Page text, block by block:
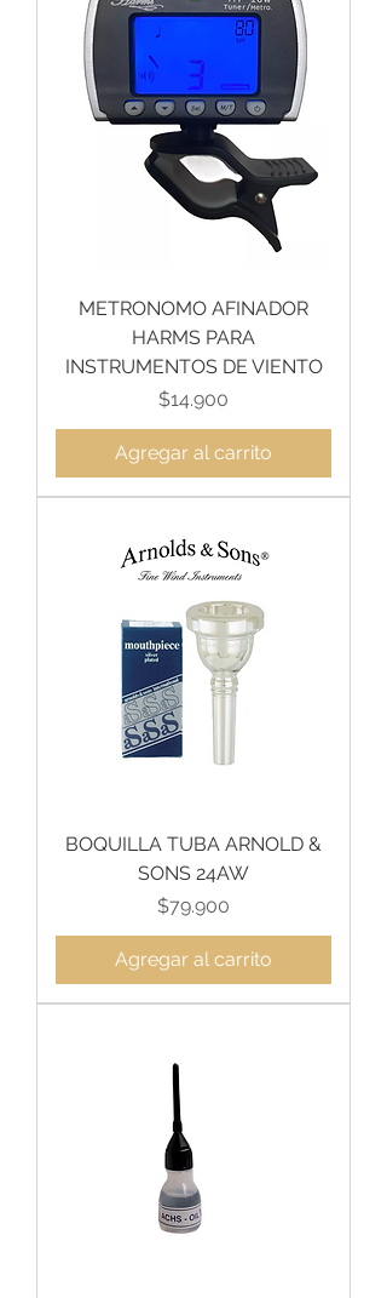
METRONOMO AFINADOR
HARMS PARA
INSTRUMENTOS DE VIENTO
Precio
$14.900
Agregar al carrito
BOQUILLA TUBA ARNOLD &
SONS 24AW
Precio
$79.900
Agregar al carrito